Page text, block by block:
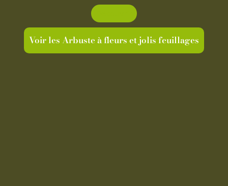
Voir les Arbuste à fleurs et jolis feuillages